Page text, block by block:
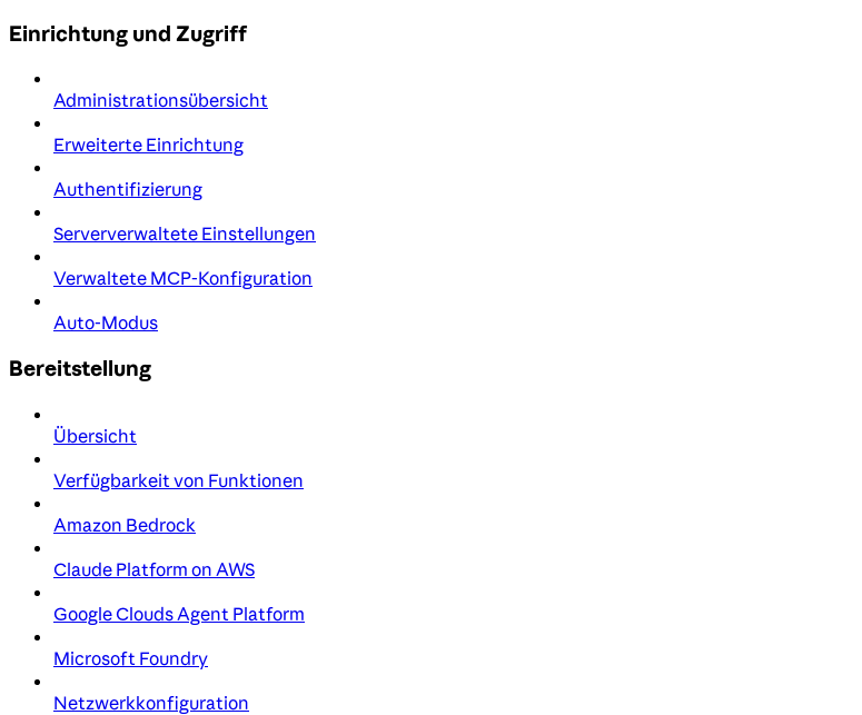
Einrichtung und Zugriff
Administrationsübersicht
Erweiterte Einrichtung
Authentifizierung
Serververwaltete Einstellungen
Verwaltete MCP-Konfiguration
Auto-Modus
Bereitstellung
Übersicht
Verfügbarkeit von Funktionen
Amazon Bedrock
Claude Platform on AWS
Google Clouds Agent Platform
Microsoft Foundry
Netzwerkkonfiguration